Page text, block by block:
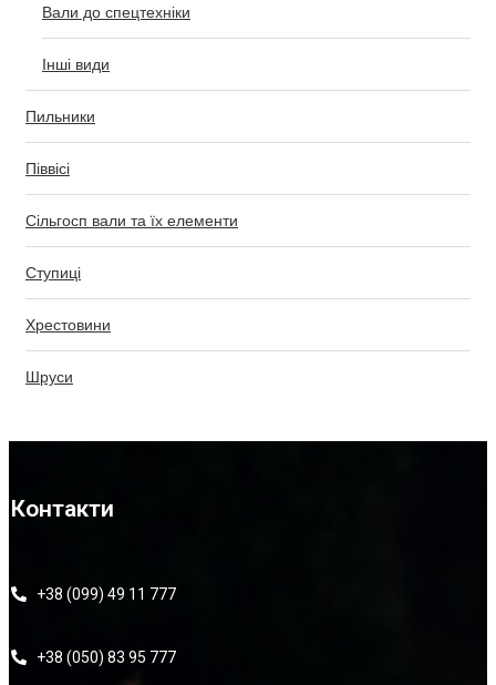
Вали до спецтехніки
Інші види
Пильники
Піввісі
Сільгосп вали та їх елементи
Ступиці
Хрестовини
Шруси
Контакти
+38 (099) 49 11 777
+38 (050) 83 95 777